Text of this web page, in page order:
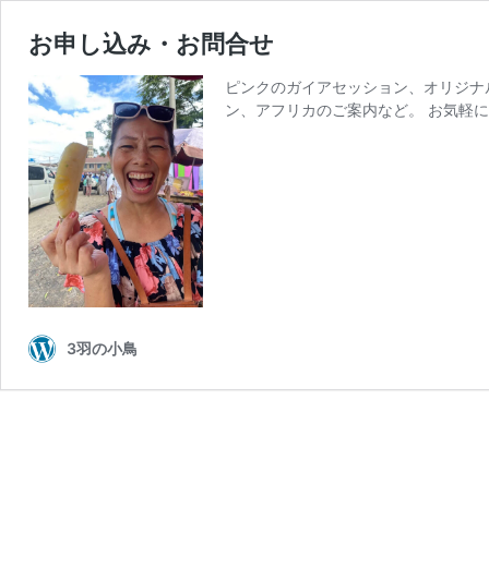
お申し込み・お問合せ
ピンクのガイアセッション、オリジ
ン、アフリカのご案内など。 お気軽
3羽の小鳥